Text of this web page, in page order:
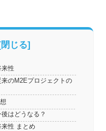
性
のM2Eプロジェクトの
はどうなる？
性 まとめ